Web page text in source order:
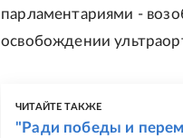
парламентариями -
освобождении
ЧИТАЙТЕ ТАКЖЕ
"Ради победы и